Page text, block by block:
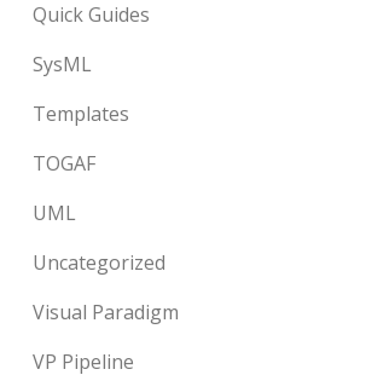
Quick Guides
SysML
Templates
TOGAF
UML
Uncategorized
Visual Paradigm
VP Pipeline